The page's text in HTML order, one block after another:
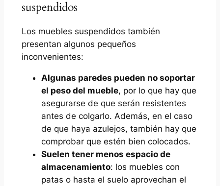
suspendidos
Los muebles suspendidos también
presentan algunos pequeños
inconvenientes:
Algunas paredes pueden no soportar
el peso del mueble, por lo que hay que
asegurarse de que serán resistentes
antes de colgarlo. Además, en el caso
de que haya azulejos, también hay que
comprobar que estén bien colocados.
Suelen tener menos espacio de
almacenamiento: los muebles con
patas o hasta el suelo aprovechan el